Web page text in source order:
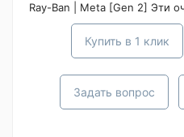
Ray-Ban | Meta [Gen 2] Эти
Купить в 1 клик
Задать вопрос